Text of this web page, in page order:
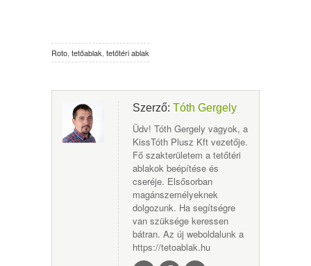
Roto tetőablak tetőtéri ablak
Szerző: Tóth Gergely
Üdv! Tóth Gergely vagyok, a
KissTóth Plusz Kft vezetője.
Fő szakterületem a tetőtéri
ablakok beépítése és
cseréje. Elsősorban
magánszemélyeknek
dolgozunk. Ha segítségre
van szüksége keressen
bátran. Az új weboldalunk a
https://tetoablak.hu